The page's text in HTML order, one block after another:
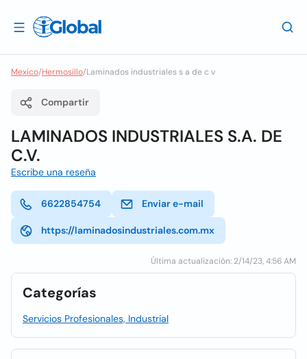
Mexico/Hermosillo/Laminados industriales s a de c v
Compartir
LAMINADOS INDUSTRIALES S.A. DE
C.V.
Escribe una reseña
6622854754 Enviar e-mail
https://laminadosindustriales.com.mx
Última actualización: 2/14/23, 4:56 AM
Categorías
Servicios Profesionales, Industrial